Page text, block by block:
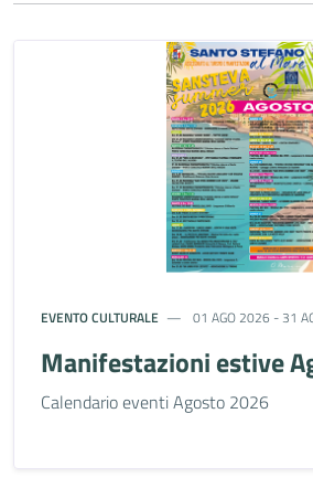
EVENTO CULTURALE 01 AGO 2026 - 31
Manifestazioni estive
Calendario eventi Agosto 2026